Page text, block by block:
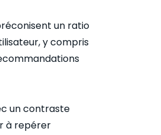
un ratio
y compris
un contraste
à repérer